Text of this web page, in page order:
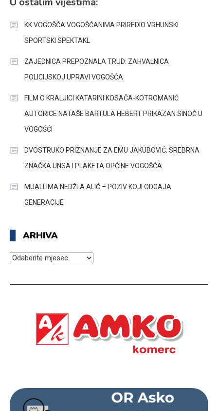
KK VOGOŠĆA VOGOŠĆANIMA PRIREDIO VRHUNSKI
SPORTSKI SPEKTAKL
ZAJEDNICA PREPOZNALA TRUD: ZAHVALNICA
POLICIJSKOJ UPRAVI VOGOŠĆA
FILM O KRALJICI KATARINI KOSAČA-KOTROMANIĆ
AUTORICE NATAŠE BARTULA HEBERT PRIKAZAN SINOĆ U
VOGOŠĆI
DVOSTRUKO PRIZNANJE ZA EMU JAKUBOVIĆ: SREBRNA
ZNAČKA UNSA I PLAKETA OPĆINE VOGOŠĆA
MUALLIMA NEDŽLA ALIĆ – POZIV KOJI ODGAJA
GENERACIJE
ARHIVA
ARHIVA